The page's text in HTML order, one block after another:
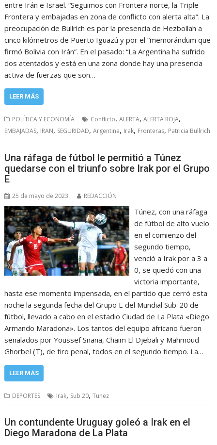
entre Irán e Israel. “Seguimos con Frontera norte, la Triple
Frontera y embajadas en zona de conflicto con alerta alta”. La
preocupación de Bullrich es por la presencia de Hezbollah a
cinco kilómetros de Puerto Iguazú y por el “memorándum que
firmó Bolivia con Irán”. En el pasado: “La Argentina ha sufrido
dos atentados y está en una zona donde hay una presencia
activa de fuerzas que son…
LEER MÁS
POLÍTICA Y ECONOMÍA Conflicto,ALERTA,ALERTA ROJA,
EMBAJADAS, IRAN, SEGURIDAD,Argentina, Irak, Fronteras, Patricia Bullrich
Una ráfaga de fútbol le permitió a Túnez
quedarse con el triunfo sobre Irak por el Grupo
E
25 de mayo de 2023 REDACCIÓN
Túnez, con una ráfaga
de fútbol de alto vuelo
en el comienzo del
segundo tiempo,
venció a Irak por a 3 a
0, se quedó con una
victoria importante,
hasta ese momento impensada, en el partido que cerró esta
noche la segunda fecha del Grupo E del Mundial Sub-20 de
fútbol, llevado a cabo en el estadio Ciudad de La Plata «Diego
Armando Maradona». Los tantos del equipo africano fueron
señalados por Youssef Snana, Chaim El Djebali y Mahmoud
Ghorbel (T), de tiro penal, todos en el segundo tiempo. La…
LEER MÁS
DEPORTES Irak, Sub 20,Tunez
Un contundente Uruguay goleó a Irak en el
Diego Maradona de La Plata